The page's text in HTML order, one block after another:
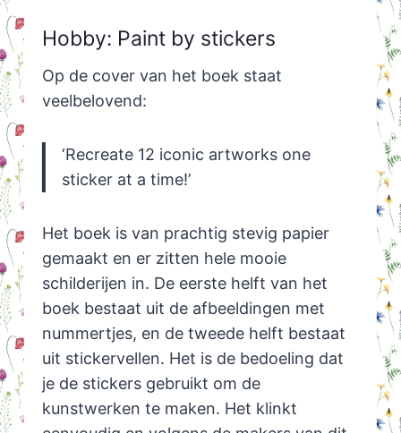
Hobby: Paint by stickers
Op de cover van het boek staat
veelbelovend:
‘Recreate 12 iconic artworks one
sticker at a time!’
Het boek is van prachtig stevig papier
gemaakt en er zitten hele mooie
schilderijen in. De eerste helft van het
boek bestaat uit de afbeeldingen met
nummertjes, en de tweede helft bestaat
uit stickervellen. Het is de bedoeling dat
je de stickers gebruikt om de
kunstwerken te maken. Het klinkt